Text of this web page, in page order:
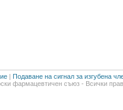
| Подаване на сигнал за изгубена
фармацевтичен съюз - Всички